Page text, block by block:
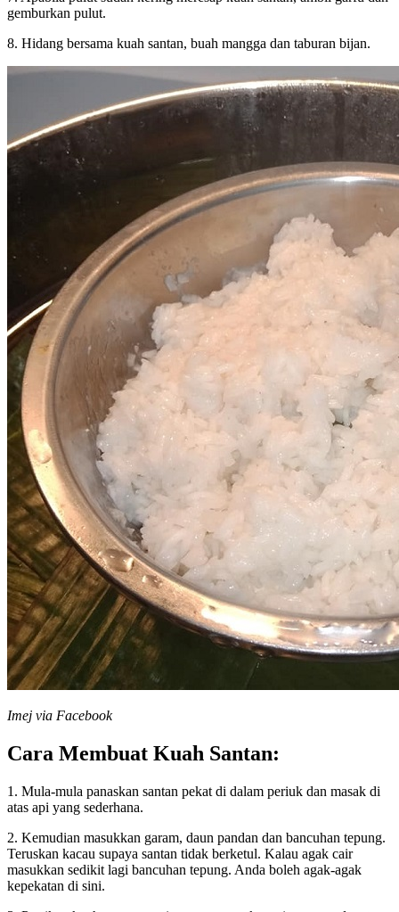
gemburkan pulut.
8. Hidang bersama kuah santan, buah mangga dan taburan bijan.
Imej via Facebook
Cara Membuat Kuah Santan:
1. Mula-mula panaskan santan pekat di dalam periuk dan masak di
atas api yang sederhana.
2. Kemudian masukkan garam, daun pandan dan bancuhan tepung.
Teruskan kacau supaya santan tidak berketul. Kalau agak cair
masukkan sedikit lagi bancuhan tepung. Anda boleh agak-agak
kepekatan di sini.